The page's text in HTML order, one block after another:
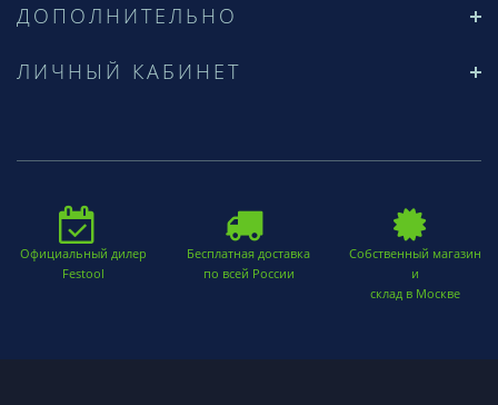
ДОПОЛНИТЕЛЬНО
ЛИЧНЫЙ КАБИНЕТ
Официальный дилер
Festool
Бесплатная доставка
по всей России
Собственный магазин
и
склад в Москве